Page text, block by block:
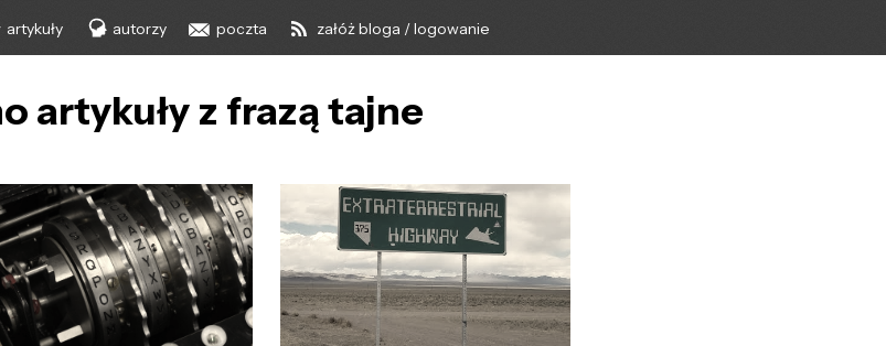
artykuły autorzy poczta załóż bloga / logowanie
artykuły z frazą tajne